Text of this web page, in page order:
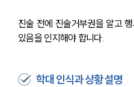
진술 전에 진술거부권을 알고
있음을 인지해야 합니다.
학대 인식과 상황 설명